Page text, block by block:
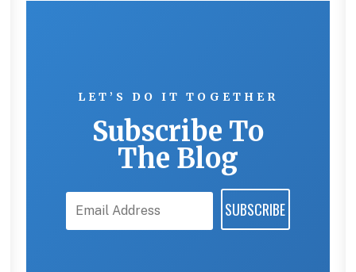
LET’S DO IT TOGETHER
Subscribe To
The Blog
SUBSCRIBE